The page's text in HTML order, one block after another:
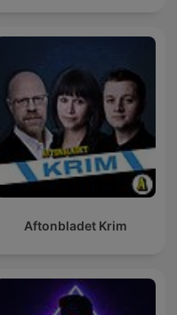
Aftonbladet Krim